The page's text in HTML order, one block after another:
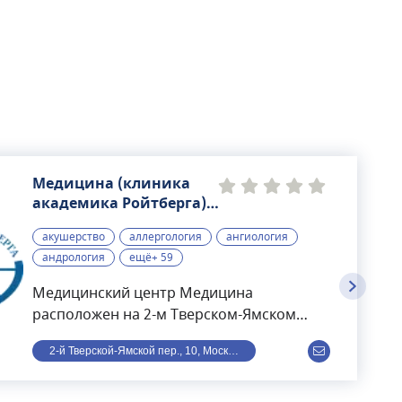
Медицина (клиника
академика Ройтберга),
многопрофильный
медицинский центр
акушерство аллергология
ангиология
андрология
ещё+ 59
Медицинский центр Медицина
расположен на 2-м Тверском-Ямском
переулке в Москве. Раньше носил
название имени академика Ройтберга.
2-й Тверской-Ямской пер., 10, Москва, Россия